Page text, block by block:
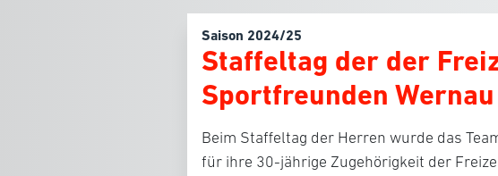
Saison 2024/25
Staffeltag der der
Sportfreunden Wernau
Beim Staffeltag der Herren wurde das
für ihre 30-jährige Zugehörigkeit der